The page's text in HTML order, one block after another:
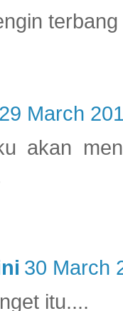
29 March
akan
30 March
itu....